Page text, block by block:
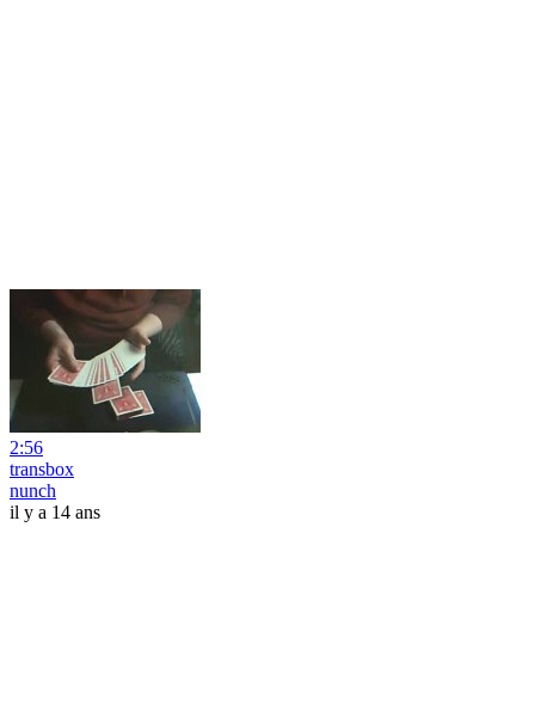
2:56
transbox
nunch
il y a 14 ans